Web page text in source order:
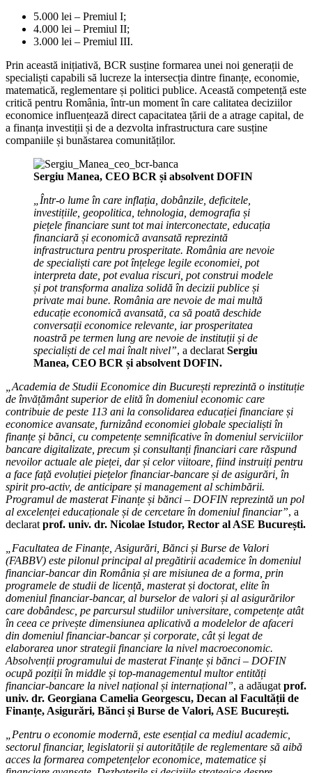
5.000 lei – Premiul I;
4.000 lei – Premiul II;
3.000 lei – Premiul III.
Prin această inițiativă, BCR susține formarea unei noi generații de
specialiști capabili să lucreze la intersecția dintre finanțe, economie,
matematică, reglementare și politici publice. Această competență este
critică pentru România, într-un moment în care calitatea deciziilor
economice influențează direct capacitatea țării de a atrage capital, de
a finanța investiții și de a dezvolta infrastructura care susține
companiile și bunăstarea comunităților.
Sergiu Manea, CEO BCR și absolvent DOFIN
„Într-o lume în care inflația, dobânzile, deficitele,
investițiile, geopolitica, tehnologia, demografia și
piețele financiare sunt tot mai interconectate, educația
financiară și economică avansată reprezintă
infrastructura pentru prosperitate. România are nevoie
de specialiști care pot înțelege legile economiei, pot
interpreta date, pot evalua riscuri, pot construi modele
și pot transforma analiza solidă în decizii publice și
private mai bune. România are nevoie de mai multă
educație economică avansată, ca să poată deschide
conversații economice relevante, iar prosperitatea
noastră pe termen lung are nevoie de instituții și de
specialiști de cel mai înalt nivel”, a declarat Sergiu
Manea, CEO BCR și absolvent DOFIN.
„Academia de Studii Economice din București reprezintă o instituție
de învățământ superior de elită în domeniul economic care
contribuie de peste 113 ani la consolidarea educației financiare și
economice avansate, furnizând economiei globale specialiști în
finanțe și bănci, cu competențe semnificative în domeniul serviciilor
bancare digitalizate, precum și consultanți financiari care răspund
nevoilor actuale ale pieței, dar și celor viitoare, fiind instruiți pentru
a face față evoluției piețelor financiar-bancare și de asigurări, în
spirit pro-activ, de anticipare și management al schimbării.
Programul de masterat Finanțe și bănci – DOFIN reprezintă un pol
al excelenței educaționale și de cercetare în domeniul financiar”, a
declarat prof. univ. dr. Nicolae Istudor, Rector al ASE București.
„Facultatea de Finanțe, Asigurări, Bănci și Burse de Valori
(FABBV) este pilonul principal al pregătirii academice în domeniul
financiar-bancar din România și are misiunea de a forma, prin
programele de studii de licență, masterat și doctorat, elite în
domeniul financiar-bancar, al burselor de valori și al asigurărilor
care dobândesc, pe parcursul studiilor universitare, competențe atât
în ceea ce privește dimensiunea aplicativă a modelelor de afaceri
din domeniul financiar-bancar și corporate, cât și legat de
elaborarea unor strategii financiare la nivel macroeconomic.
Absolvenții programului de masterat Finanțe și bănci – DOFIN
ocupă poziții în middle și top-managementul multor entități
financiar-bancare la nivel național și internațional”, a adăugat prof.
univ. dr. Georgiana Camelia Georgescu, Decan al Facultății de
Finanțe, Asigurări, Bănci și Burse de Valori, ASE București.
„Pentru o economie modernă, este esențial ca mediul academic,
sectorul financiar, legislatorii și autoritățile de reglementare să aibă
acces la formarea competențelor economice, matematice și